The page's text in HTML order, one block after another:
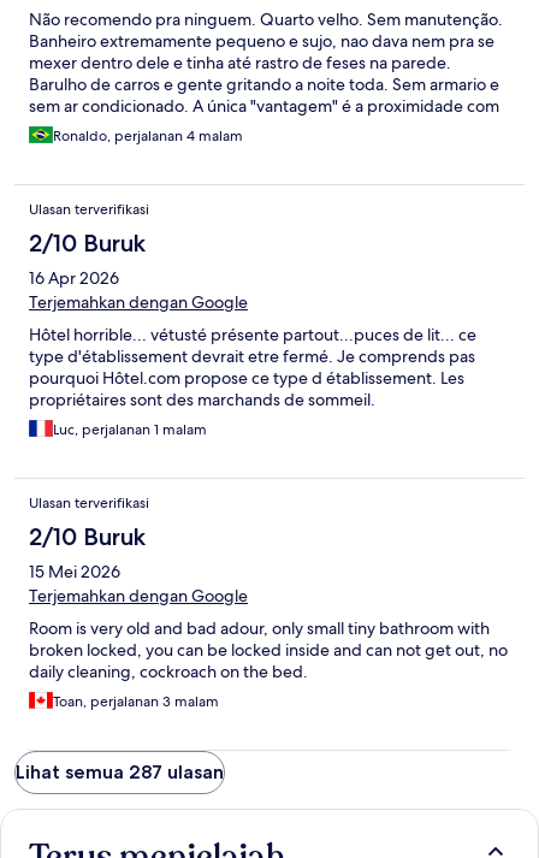
Não recomendo pra ninguem. Quarto velho. Sem manutenção.
Banheiro extremamente pequeno e sujo, nao dava nem pra se
mexer dentro dele e tinha até rastro de feses na parede.
Barulho de carros e gente gritando a noite toda. Sem armario e
sem ar condicionado. A única "vantagem" é a proximidade com
a estação de metrô, bem perto, mas como a cidade é bem
servida de metrô isso não é tão relevante. E também não servem
Ronaldo, perjalanan 4 malam
Ulasan terverifikasi
2/10 Buruk
16 Apr 2026
Terjemahkan dengan Google
Hôtel horrible... vétusté présente partout...puces de lit... ce
type d'établissement devrait etre fermé. Je comprends pas
pourquoi Hôtel.com propose ce type d établissement. Les
propriétaires sont des marchands de sommeil.
Luc, perjalanan 1 malam
Ulasan terverifikasi
2/10 Buruk
15 Mei 2026
Terjemahkan dengan Google
Room is very old and bad adour, only small tiny bathroom with
broken locked, you can be locked inside and can not get out, no
daily cleaning, cockroach on the bed.
Toan, perjalanan 3 malam
Lihat semua 287 ulasan